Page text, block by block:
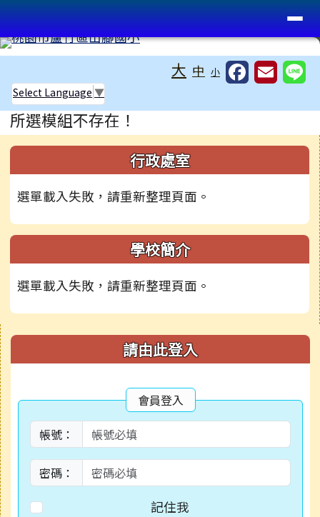
跳至主內容區
桃園市蘆竹區山腳國小
導覽列
大 中 小
Select Language ▼
主內容區域
所選模組不存在！
左邊區域內容 行政處室
選單載入失敗，請重新整理頁面。
學校簡介
選單載入失敗，請重新整理頁面。
右邊區域內容 請由此登入
會員登入
帳號：
密碼：
記住我
頁尾區域